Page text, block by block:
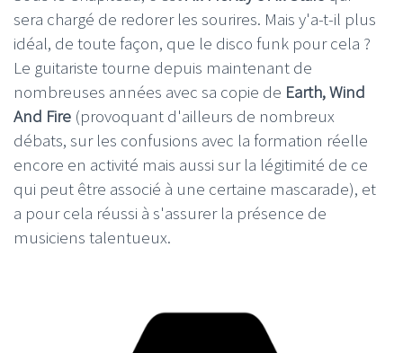
sera chargé de redorer les sourires. Mais y'a-t-il plus
idéal, de toute façon, que le disco funk pour cela ?
Le guitariste tourne depuis maintenant de
nombreuses années avec sa copie de Earth, Wind
And Fire (provoquant d'ailleurs de nombreux
débats, sur les confusions avec la formation réelle
encore en activité mais aussi sur la légitimité de ce
qui peut être associé à une certaine mascarade), et
a pour cela réussi à s'assurer la présence de
musiciens talentueux.